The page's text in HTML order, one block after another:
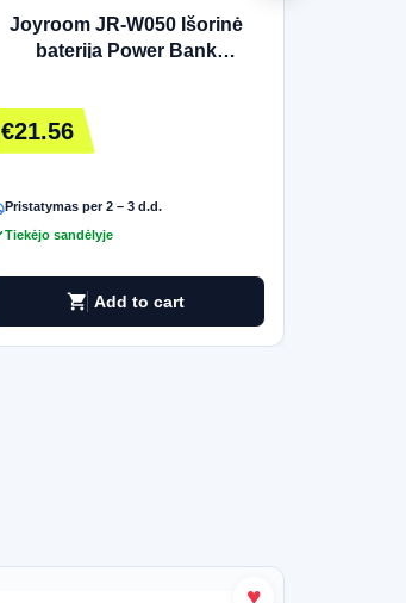
Joyroom JR-W050 Išorinė
baterija Power Bank
€21.56
Pristatymas per 2 – 3 d.d.
Tiekėjo sandėlyje
shopping_cart Add to cart